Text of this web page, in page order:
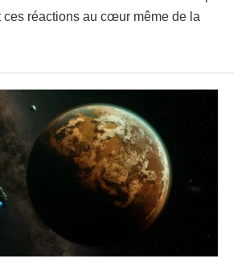
ces réactions au cœur même de la